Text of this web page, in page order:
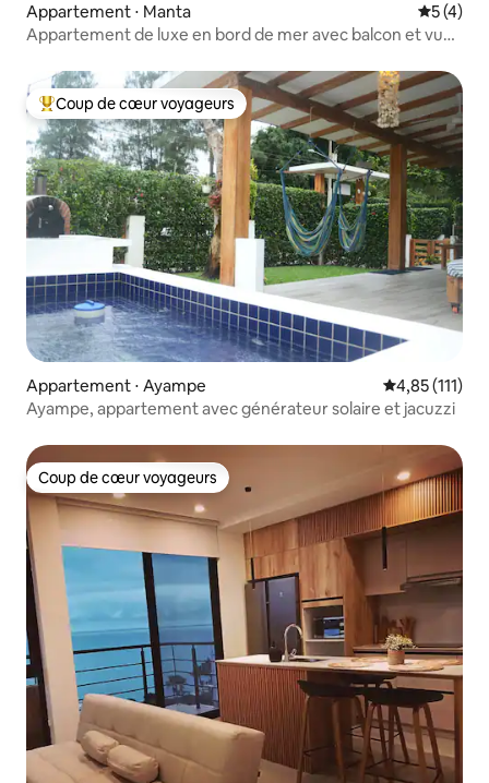
Appartement ⋅ Manta
5 (4)
Appartement de luxe en bord de mer avec balcon et vue
Coups de cœur voyageurs les plus appréciés
Coup de cœur voyageurs
Appartement ⋅ Ayampe Évaluation
4,85 (111)
Ayampe, appartement avec générateur solaire et jacuzzi
Coup de cœur voyageurs
Coup de cœur voyageurs